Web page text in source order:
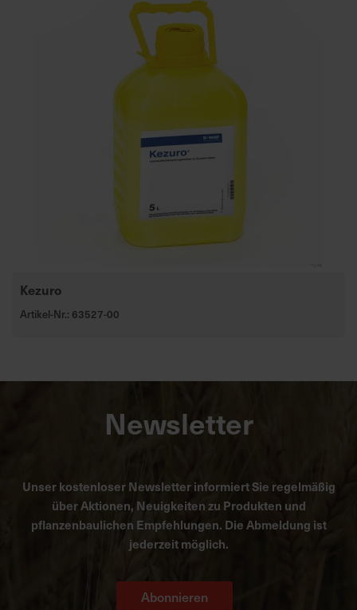
Kezuro
Artikel-Nr.: 63527-00
Newsletter
Unser kostenloser Newsletter informiert Sie regelmäßig
über Aktionen, Neuigkeiten zu Produkten und
pflanzenbaulichen Empfehlungen. Die Abmeldung ist
jederzeit möglich.
Abonnieren